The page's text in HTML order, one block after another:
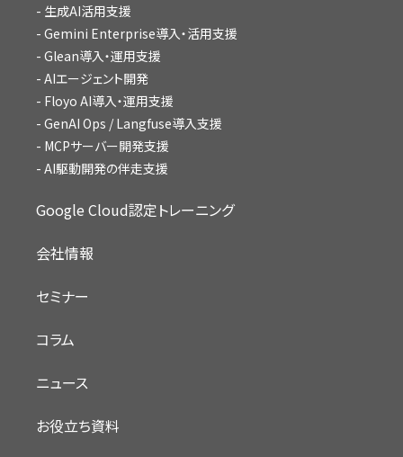
生成AI活用支援
Gemini Enterprise導入・活用支援
Glean導入・運用支援
AIエージェント開発
Floyo AI導入・運用支援
GenAI Ops / Langfuse導入支援
MCPサーバー開発支援
AI駆動開発の伴走支援
Google Cloud認定トレーニング
会社情報
セミナー
コラム
ニュース
お役立ち資料